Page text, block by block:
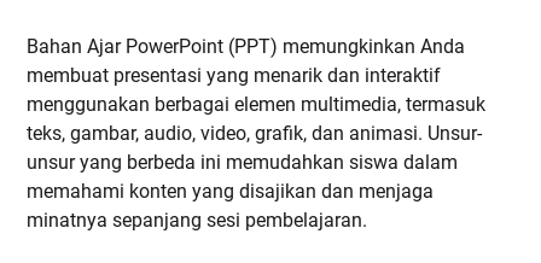
Bahan Ajar PowerPoint (PPT) memungkinkan Anda
membuat presentasi yang menarik dan interaktif
menggunakan berbagai elemen multimedia, termasuk
teks, gambar, audio, video, grafik, dan animasi. Unsur-
unsur yang berbeda ini memudahkan siswa dalam
memahami konten yang disajikan dan menjaga
minatnya sepanjang sesi pembelajaran.